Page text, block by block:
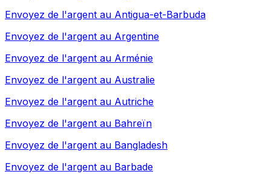
Envoyez de l'argent au Antigua-et-Barbuda
Envoyez de l'argent au Argentine
Envoyez de l'argent au Arménie
Envoyez de l'argent au Australie
Envoyez de l'argent au Autriche
Envoyez de l'argent au Bahreïn
Envoyez de l'argent au Bangladesh
Envoyez de l'argent au Barbade